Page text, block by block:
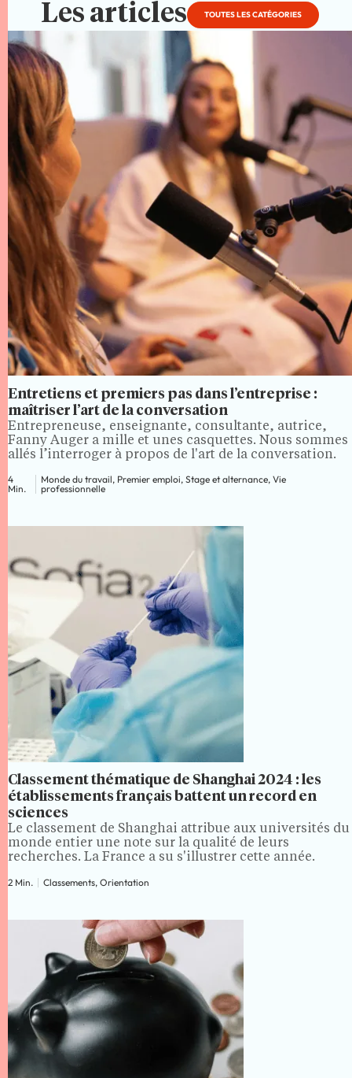
Les articles TOUTES LES CATÉGORIES
Entretiens et premiers pas dans l’entreprise :
maîtriser l’art de la conversation
Entrepreneuse, enseignante, consultante, autrice,
Fanny Auger a mille et unes casquettes. Nous sommes
allés l’interroger à propos de l'art de la conversation.
4
Min.
Monde du travail, Premier emploi, Stage et alternance, Vie
professionnelle
Classement thématique de Shanghai 2024 : les
établissements français battent un record en
sciences
Le classement de Shanghai attribue aux universités du
monde entier une note sur la qualité de leurs
recherches. La France a su s'illustrer cette année.
2 Min. Classements, Orientation